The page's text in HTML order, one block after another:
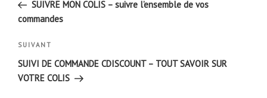
l’article
SUIVRE MON COLIS – suivre l’ensemble de vos
commandes
Article
suivant
SUIVANT
SUIVI DE COMMANDE CDISCOUNT – TOUT SAVOIR SUR
VOTRE COLIS